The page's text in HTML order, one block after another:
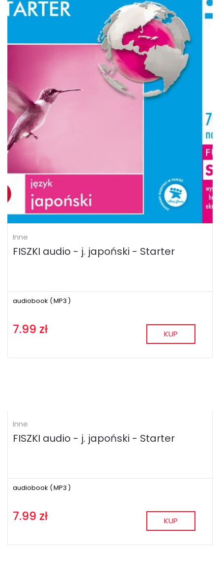
Inne
FISZKI audio - j. japoński - Starter
audiobook (MP3 )
7.99 zł KUP
Inne
FISZKI audio - j. japoński - Starter
audiobook (MP3 )
7.99 zł KUP